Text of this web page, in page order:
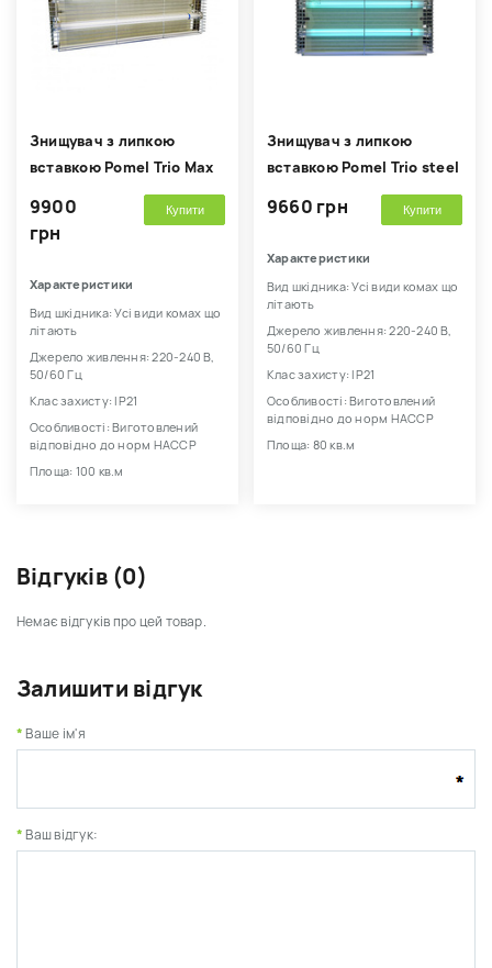
Знищувач з липкою
вставкою Pomel Trio Max
9900
грн
Купити
Характеристики
Вид шкідника: Усі види комах що
літають
Джерело живлення: 220-240 В,
50/60 Гц
Клас захисту: IP21
Особливості: Виготовлений
відповідно до норм HACCP
Площа: 100 кв.м
Знищувач з липкою
вставкою Pomel Trio steel
9660 грн Купити
Характеристики
Вид шкідника: Усі види комах що
літають
Джерело живлення: 220-240 В,
50/60 Гц
Клас захисту: IP21
Особливості: Виготовлений
відповідно до норм HACCP
Площа: 80 кв.м
Відгуків (0)
Немає відгуків про цей товар.
Залишити відгук
Ваше ім'я
Ваш відгук: